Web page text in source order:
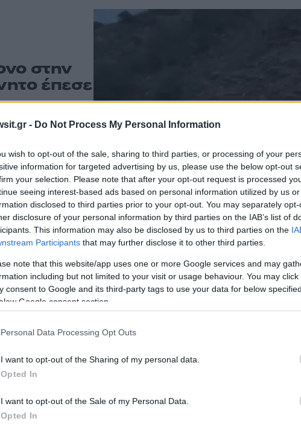
- Do Not Process My Personal Information
wish to opt-out of the sale, sharing to third parties, or processing of your
information for targeted advertising by us, please use the below opt-out
your selection. Please note that after your opt-out request is processed
seeing interest-based ads based on personal information utilized by us
disclosed to third parties prior to your opt-out. You may separately
disclosure of your personal information by third parties on the IAB’s list of
This information may also be disclosed by us to third parties on the
Participants that may further disclose it to other third parties.
note that this website/app uses one or more Google services and may
including but not limited to your visit or usage behaviour. You may
consent to Google and its third-party tags to use your data for below
Google consent section.
Personal Data Processing Opt Outs
I want to opt-out of the Sharing of my personal data.
Opted In
I want to opt-out of the Sale of my Personal Data.
Opted In
στην
έπεσε
Μονή Προυσού
selfie κι
media